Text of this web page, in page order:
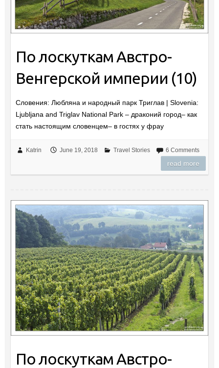
По лоскуткам Австро-
Венгерской империи (10)
Словения: Любляна и народный парк Триглав | Slovenia:
Ljubljana and Triglav National Park – драконий город– как
стать настоящим словенцем– в гостях у фрау
Katrin June 19, 2018 Travel Stories 6 Comments
read more
По лоскуткам Австро-